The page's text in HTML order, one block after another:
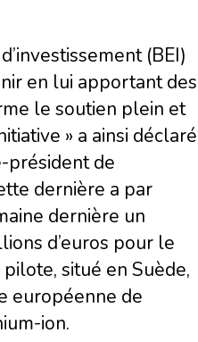
(BEI)
en lui apportant des
le soutien plein et
» a ainsi déclaré
de
dernière a par
dernière un
d’euros pour le
situé en Suède,
européenne de
ion.